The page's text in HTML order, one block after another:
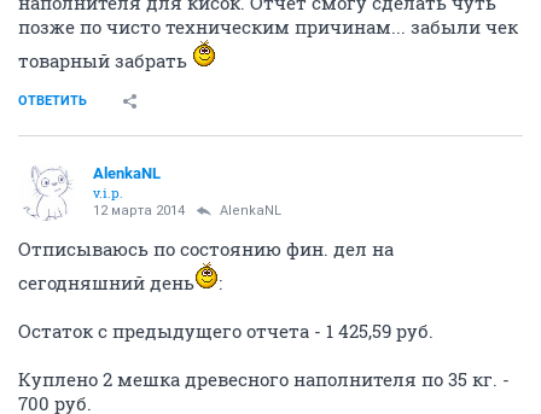
Starka2010
09 марта 2014
Девочки, большая просьба: заберите у меня сухари и
регистратор...
ОТВЕТИТЬ
AlenkaNL
лежит. Пока все больше по Октябрьскому и
Дзержинскому районам путешествую.